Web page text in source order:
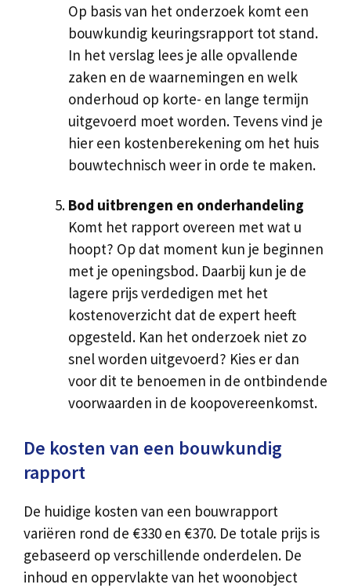
Op basis van het onderzoek komt een
bouwkundig keuringsrapport tot stand.
In het verslag lees je alle opvallende
zaken en de waarnemingen en welk
onderhoud op korte- en lange termijn
uitgevoerd moet worden. Tevens vind je
hier een kostenberekening om het huis
bouwtechnisch weer in orde te maken.
Bod uitbrengen en onderhandeling
Komt het rapport overeen met wat u
hoopt? Op dat moment kun je beginnen
met je openingsbod. Daarbij kun je de
lagere prijs verdedigen met het
kostenoverzicht dat de expert heeft
opgesteld. Kan het onderzoek niet zo
snel worden uitgevoerd? Kies er dan
voor dit te benoemen in de ontbindende
voorwaarden in de koopovereenkomst.
De kosten van een bouwkundig
rapport
De huidige kosten van een bouwrapport
variëren rond de €330 en €370. De totale prijs is
gebaseerd op verschillende onderdelen. De
inhoud en oppervlakte van het woonobject